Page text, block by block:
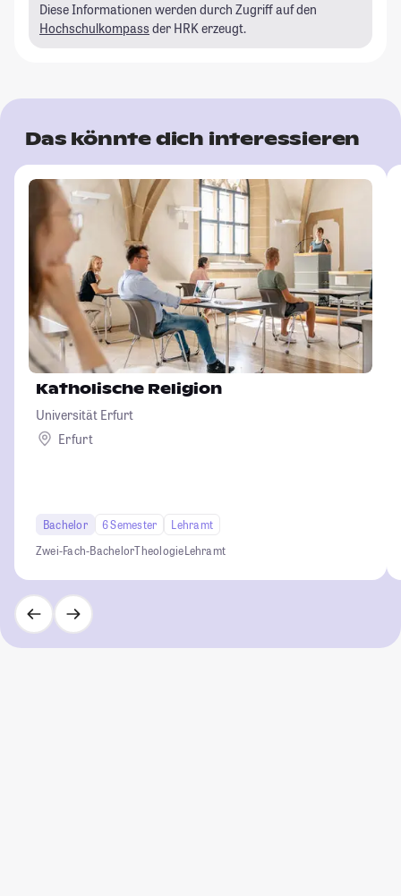
Diese Informationen werden durch Zugriff auf den
Hochschulkompass der HRK erzeugt.
Das könnte dich interessieren
Katholische Religion
Universität Erfurt
Erfurt
Bachelor 6 Semester
Lehramt
Zwei-Fach-BachelorTheologieLehramt